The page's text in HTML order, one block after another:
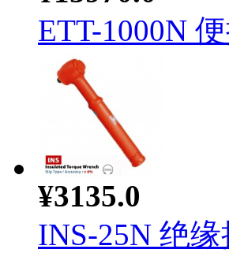
ETT-1000N
¥3135.0
INS-25N 绝缘